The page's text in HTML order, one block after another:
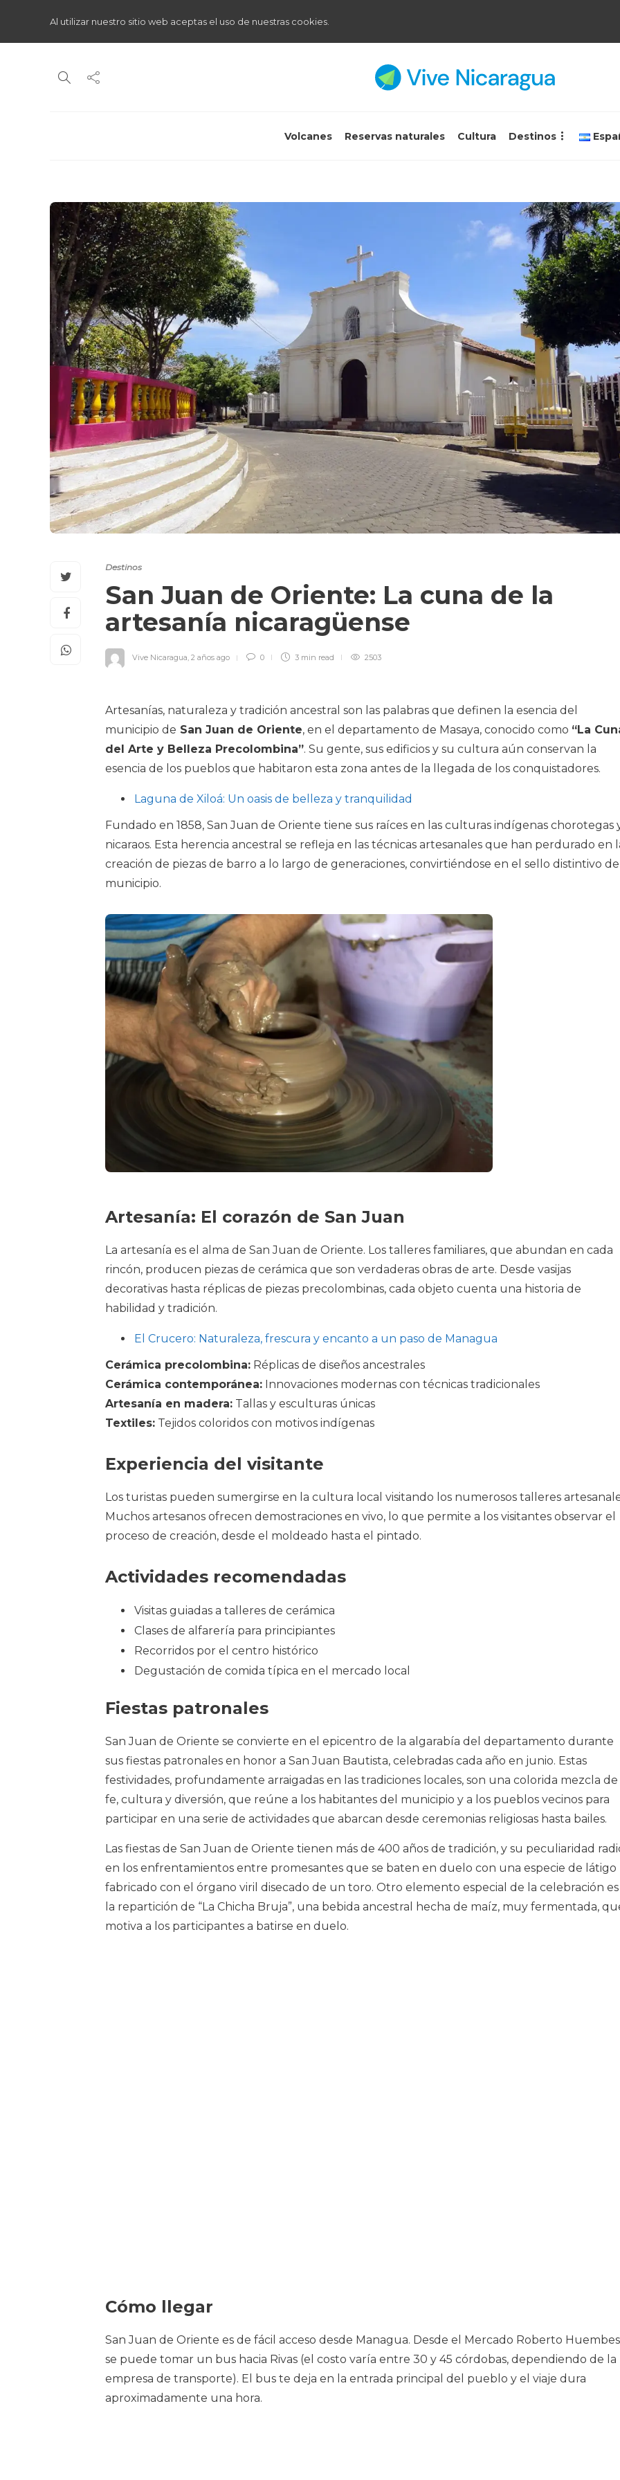
Al utilizar nuestro sitio web aceptas el uso de nuestras cookies.
Volcanes Reservas naturales Cultura Destinos
Destinos
San Juan de Oriente: La cuna de la
artesanía nicaragüense
Vive Nicaragua, 2 años ago 0 3 min read 2503
Artesanías, naturaleza y tradición ancestral son las palabras que definen la esencia del
municipio de San Juan de Oriente, en el departamento de Masaya, conocido como “La
del Arte y Belleza Precolombina”. Su gente, sus edificios y su cultura aún conservan la
esencia de los pueblos que habitaron esta zona antes de la llegada de los conquistadores.
Laguna de Xiloá: Un oasis de belleza y tranquilidad
Fundado en 1858, San Juan de Oriente tiene sus raíces en las culturas indígenas chorotegas
nicaraos. Esta herencia ancestral se refleja en las técnicas artesanales que han perdurado en
creación de piezas de barro a lo largo de generaciones, convirtiéndose en el sello distintivo
municipio.
Artesanía: El corazón de San Juan
La artesanía es el alma de San Juan de Oriente. Los talleres familiares, que abundan en cada
rincón, producen piezas de cerámica que son verdaderas obras de arte. Desde vasijas
decorativas hasta réplicas de piezas precolombinas, cada objeto cuenta una historia de
habilidad y tradición.
El Crucero: Naturaleza, frescura y encanto a un paso de Managua
Cerámica precolombina: Réplicas de diseños ancestrales
Cerámica contemporánea: Innovaciones modernas con técnicas tradicionales
Artesanía en madera: Tallas y esculturas únicas
Textiles: Tejidos coloridos con motivos indígenas
Experiencia del visitante
Los turistas pueden sumergirse en la cultura local visitando los numerosos talleres
Muchos artesanos ofrecen demostraciones en vivo, lo que permite a los visitantes observar el
proceso de creación, desde el moldeado hasta el pintado.
Actividades recomendadas
Visitas guiadas a talleres de cerámica
Clases de alfarería para principiantes
Recorridos por el centro histórico
Degustación de comida típica en el mercado local
Fiestas patronales
San Juan de Oriente se convierte en el epicentro de la algarabía del departamento durante
sus fiestas patronales en honor a San Juan Bautista, celebradas cada año en junio. Estas
festividades, profundamente arraigadas en las tradiciones locales, son una colorida mezcla de
fe, cultura y diversión, que reúne a los habitantes del municipio y a los pueblos vecinos para
participar en una serie de actividades que abarcan desde ceremonias religiosas hasta bailes.
Las fiestas de San Juan de Oriente tienen más de 400 años de tradición, y su peculiaridad
en los enfrentamientos entre promesantes que se baten en duelo con una especie de látigo
fabricado con el órgano viril disecado de un toro. Otro elemento especial de la celebración es
la repartición de “La Chicha Bruja”, una bebida ancestral hecha de maíz, muy fermentada,
motiva a los participantes a batirse en duelo.
Cómo llegar
San Juan de Oriente es de fácil acceso desde Managua. Desde el Mercado Roberto
se puede tomar un bus hacia Rivas (el costo varía entre 30 y 45 córdobas, dependiendo de la
empresa de transporte). El bus te deja en la entrada principal del pueblo y el viaje dura
aproximadamente una hora.